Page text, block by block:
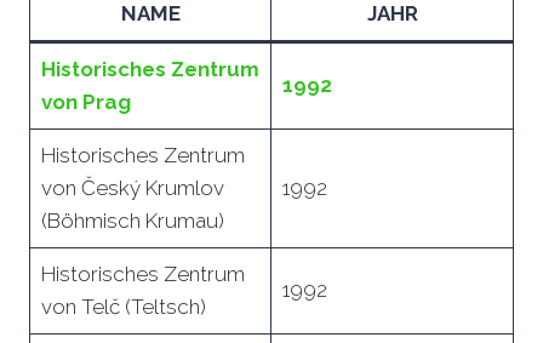
NAME JAHR
Historisches Zentrum
von Prag
1992
Historisches Zentrum
von Český Krumlov
(Böhmisch Krumau)
1992
Historisches Zentrum
von Telč (Teltsch)
1992